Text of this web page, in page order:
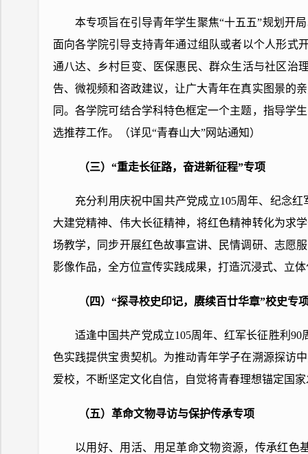
本专项旨在引导青年学生聚焦“十五五”规划开
面向各学院引导支持青年通过组队或者以个人形式
通八达、乡村巨变、医保惠民、群众生活与社区治
告、微视频和咨政建议，让广大青年在真实图景的
同。各学院可结合学科特色框定一个主题，指导学
选推荐工作。（详见“青春山大”网站通知）
（三）“重走长征路，奋进新征程”专项
充分利用庆祝中国共产党成立105周年、纪念
大建党精神、伟大长征精神，将红色精神转化为求
场教学，同步开展红色故事宣讲、民情调研、志愿
影像作品，全方位宣传实践成果，打造沉浸式、立
（四）“探寻校史印记，赓续百廿华章”校史专
适逢中国共产党成立105周年、红军长征胜利
色实践提供宝贵契机。为推动青年学子在溯源探访
爱校，不断坚定文化自信，自觉将青春理想锚定国
（五）革命文物寻访与保护传承专项
以用好、用活、用足革命文物资源，传承红色